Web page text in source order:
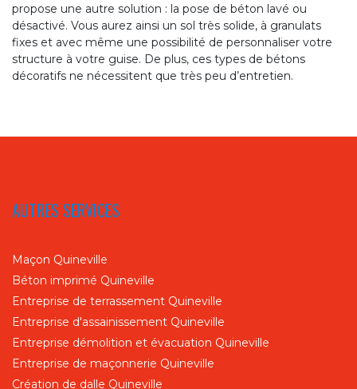
propose une autre solution : la pose de béton lavé ou
désactivé. Vous aurez ainsi un sol très solide, à granulats
fixes et avec même une possibilité de personnaliser votre
structure à votre guise. De plus, ces types de bétons
décoratifs ne nécessitent que très peu d’entretien.
AUTRES SERVICES
Maçon Quineville
Béton imprimé Quineville
Entreprise de terrassement Quineville
Entreprise d'assainissement Quineville
Entreprise démolition et évacuation Quineville
Entreprise de maçonnerie Quineville
Création de dalle Quineville